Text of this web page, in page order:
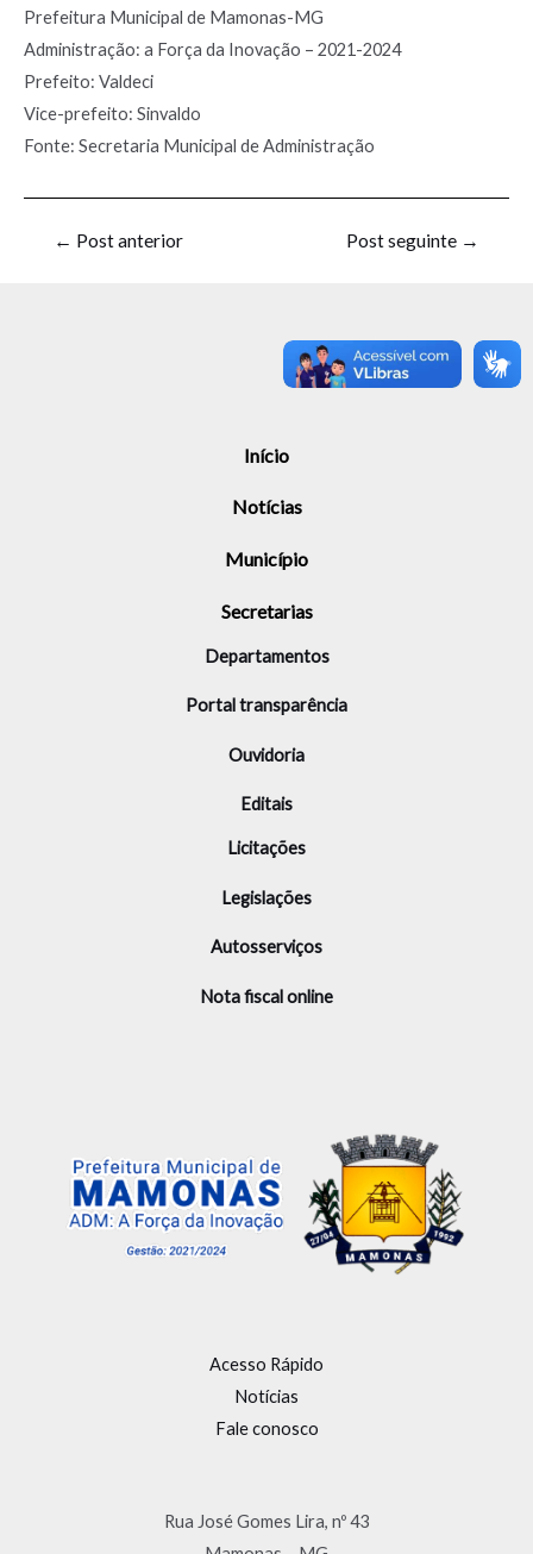
Prefeitura Municipal de Mamonas-MG
Administração: a Força da Inovação – 2021-2024
Prefeito: Valdeci
Vice-prefeito: Sinvaldo
Fonte: Secretaria Municipal de Administração
← Post anterior Post seguinte →
Início
Notícias
Município
Secretarias
Departamentos
Portal transparência
Ouvidoria
Editais
Licitações
Legislações
Autosserviços
Nota fiscal online
Acesso Rápido
Notícias
Fale conosco
Rua José Gomes Lira, nº 43